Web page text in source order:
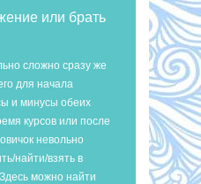
или брать
сложно сразу же
для начала
и минусы обеих
курсов или после
невольно
найти/взять в
можно найти